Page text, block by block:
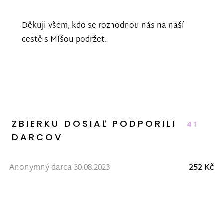
Děkuji všem, kdo se rozhodnou nás na naší
cestě s Míšou podržet.
ZBIERKU DOSIAĽ PODPORILI 41
DARCOV
Anonymný darca 30.08.2023 252 Kč